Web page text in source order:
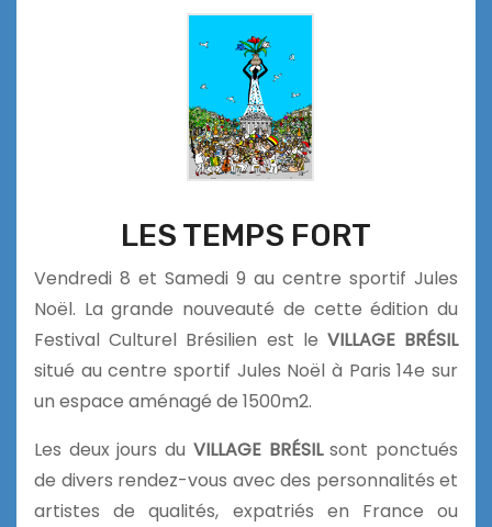
LES TEMPS FORT
Vendredi 8 et Samedi 9 au centre sportif Jules
Noël. La grande nouveauté de cette édition du
Festival Culturel Brésilien est le VILLAGE BRÉSIL
situé au centre sportif Jules Noël à Paris 14e sur
un espace aménagé de 1500m2.
Les deux jours du VILLAGE BRÉSILsont ponctués
de divers rendez-vous avec des personnalités et
artistes de qualités, expatriés en France ou